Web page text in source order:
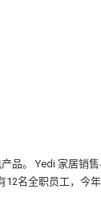
品。 Yedi 家居销
名全职员工，今年